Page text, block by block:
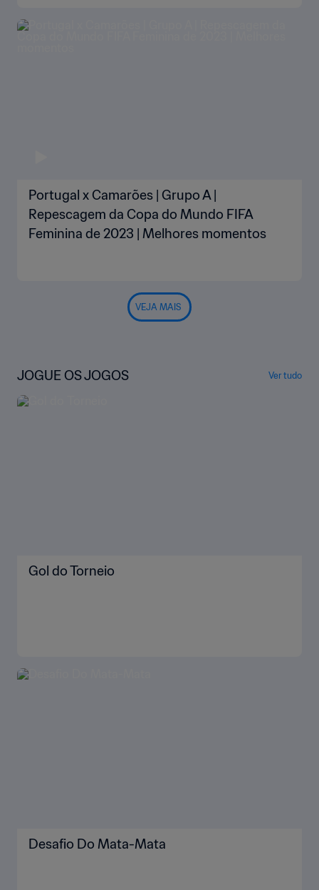
Portugal x Camarões | Grupo A |
Repescagem da Copa do Mundo FIFA
Feminina de 2023 | Melhores momentos
VEJA MAIS
JOGUE OS JOGOS Ver tudo
Gol do Torneio
Desafio Do Mata-Mata